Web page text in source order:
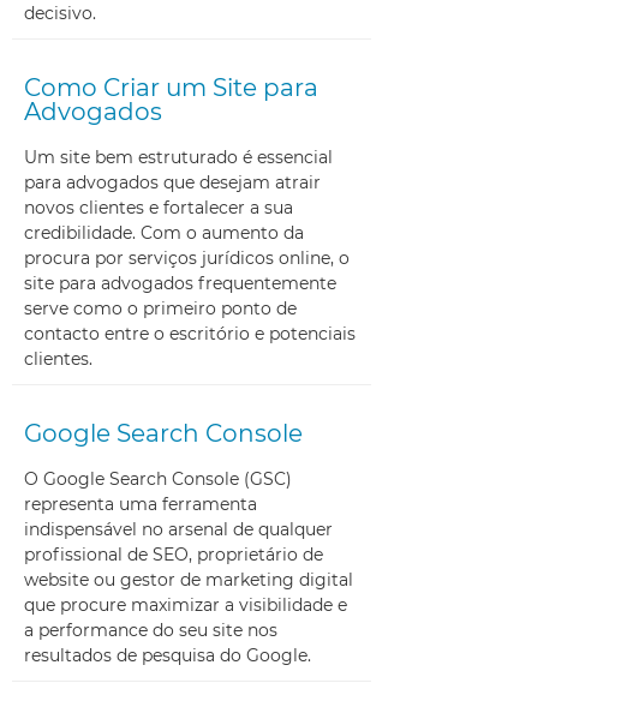
decisivo.
Como Criar um Site para
Advogados
Um site bem estruturado é essencial
para advogados que desejam atrair
novos clientes e fortalecer a sua
credibilidade. Com o aumento da
procura por serviços jurídicos online, o
site para advogados frequentemente
serve como o primeiro ponto de
contacto entre o escritório e potenciais
clientes.
Google Search Console
O Google Search Console (GSC)
representa uma ferramenta
indispensável no arsenal de qualquer
profissional de SEO, proprietário de
website ou gestor de marketing digital
que procure maximizar a visibilidade e
a performance do seu site nos
resultados de pesquisa do Google.